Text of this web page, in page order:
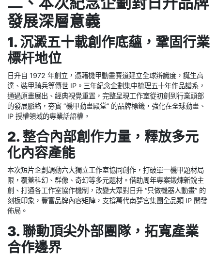
發展深層意義
1. 沉澱五十載創作底蘊，鞏固行業
標杆地位
日升自 1972 年創立，憑藉機甲動畫賽道建立全球辨識度，誕生高
達、裝甲騎兵等傳世 IP。三年紀念企劃集中梳理五十年作品譜系，
通過原畫展出、經典視覺重置，完整呈現工作室從初創到行業頭部
的發展脈絡，夯實 “機甲動畫殿堂” 的品牌標籤，強化在全球動畫、
IP 授權領域的專業話語權。
2. 整合內部創作力量，釋放多元
化內容產能
本次短片企劃調動六大獨立工作室協同創作，打破單一機甲題材局
限，覆蓋科幻、群像、奇幻等多元題材。借助周年專案鍛煉新銳主
創、打通各工作室協作機制，改變大眾對日升 “只做機器人動畫” 的
刻板印象，豐富品牌內容矩陣，支撐萬代南夢宮集團全品類 IP 開發
佈局。
3. 聯動頂尖外部團隊，拓寬產業
合作邊界